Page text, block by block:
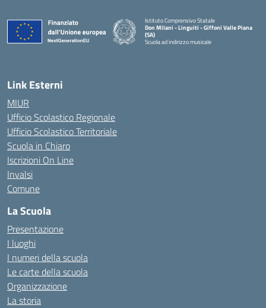
Istituto Comprensivo Statale
Don Milani - Linguiti - Giffoni Valle Piana
(SA)
Scuola ad indirizzo musicale
Link Esterni
MIUR
Ufficio Scolastico Regionale
Ufficio Scolastico Territoriale
Scuola in Chiaro
Iscrizioni On Line
Invalsi
Comune
La Scuola
Presentazione
I luoghi
I numeri della scuola
Le carte della scuola
Organizzazione
La storia